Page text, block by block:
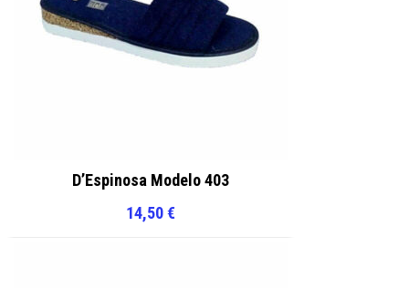
D’Espinosa Modelo 403
14,50€